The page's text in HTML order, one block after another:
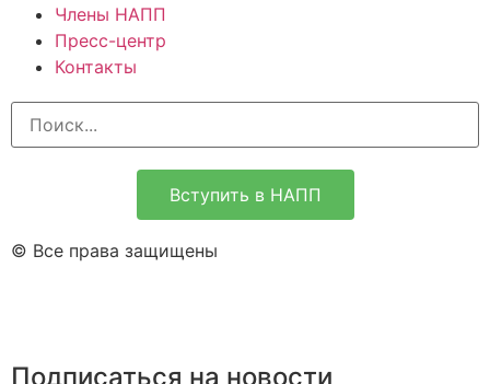
Члены НАПП
Пресс-центр
Контакты
Вступить в НАПП
© Все права защищены
Подписаться на новости